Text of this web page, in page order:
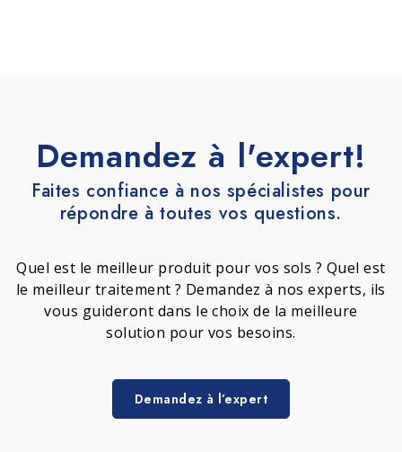
Demandez à l'expert!
Faites confiance à nos spécialistes pour
répondre à toutes vos questions.
Quel est le meilleur produit pour vos sols ? Quel est
le meilleur traitement ? Demandez à nos experts, ils
vous guideront dans le choix de la meilleure
solution pour vos besoins.
Demandez à l’expert